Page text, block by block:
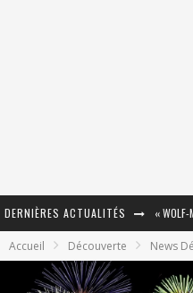
DERNIÈRES ACTUALITÉS
Accueil Découverte News